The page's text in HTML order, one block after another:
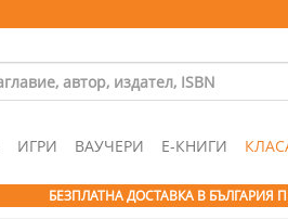
ИГРИ ВАУЧЕРИ Е-КНИГИ
БЕЗПЛАТНА ДОСТАВКА В БЪЛГАРИЯ